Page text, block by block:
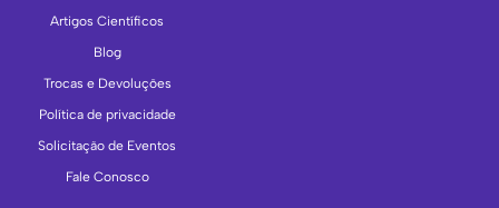
Artigos Científicos
Blog
Trocas e Devoluções
Política de privacidade
Solicitação de Eventos
Fale Conosco